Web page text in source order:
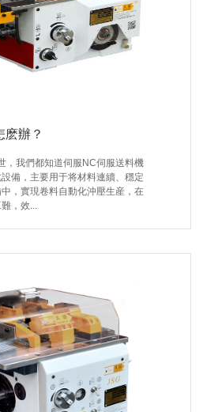
麽辦？
我們都知道伺服NC伺服送料機
備，主要用于将材料連續、穩定
，實現卷料自動化沖壓生産，在
，效...